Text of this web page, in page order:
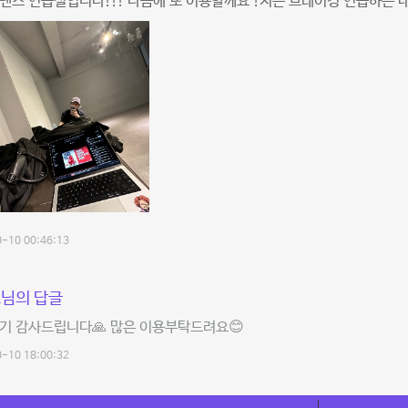
10 00:46:13
의 답글
감사드립니다🙏 많은 이용부탁드려요😊
10 18:00:32